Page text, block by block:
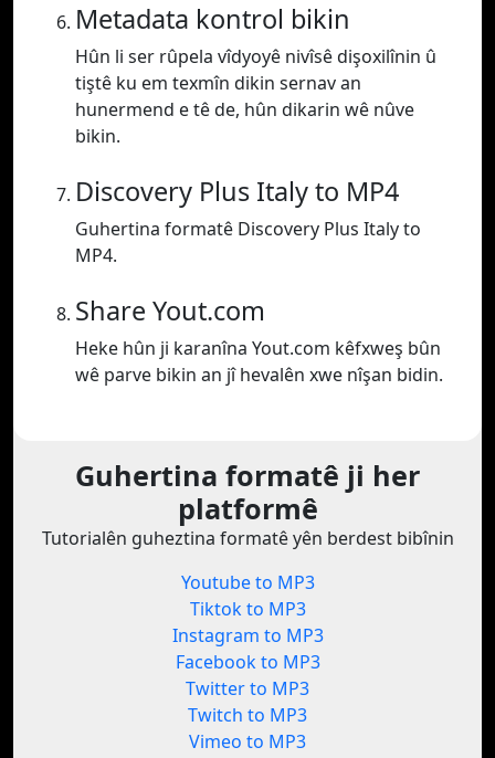
Metadata kontrol bikin
Hûn li ser rûpela vîdyoyê nivîsê dişoxilînin û
tiştê ku em texmîn dikin sernav an
hunermend e tê de, hûn dikarin wê nûve
bikin.
Discovery Plus Italy to MP4
Guhertina formatê Discovery Plus Italy to
MP4.
Share Yout.com
Heke hûn ji karanîna Yout.com kêfxweş bûn
wê parve bikin an jî hevalên xwe nîşan bidin.
Guhertina formatê ji her
platformê
Tutorialên guheztina formatê yên berdest bibînin
Youtube to MP3
Tiktok to MP3
Instagram to MP3
Facebook to MP3
Twitter to MP3
Twitch to MP3
Vimeo to MP3